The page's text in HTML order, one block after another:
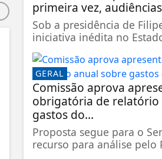
primeira vez,
Sob a presidência de
iniciativa inédita no
GERAL
Comissão aprova
obrigatória de relatório
gastos do...
Proposta segue para o
recurso para análise pelo